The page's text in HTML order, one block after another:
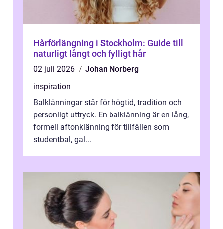
Hårförlängning i Stockholm: Guide till
naturligt långt och fylligt hår
02 juli 2026
Johan Norberg
inspiration
Balklänningar står för högtid, tradition och
personligt uttryck. En balklänning är en lång,
formell aftonklänning för tillfällen som
studentbal, gal...